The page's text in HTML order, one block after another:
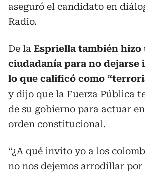
aseguró el candidato en
Radio.
De la Espriella también hizo
ciudadanía para no
lo que calificó como
y dijo que la Fuerza Pública
de su gobierno para actuar
orden constitucional.
“¿A qué invito yo a los
no nos dejemos arrodillar por